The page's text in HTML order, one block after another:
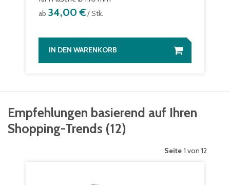
ab 34,00 €/ Stk.
IN DEN WARENKORB
Empfehlungen basierend auf Ihren
Shopping-Trends (12)
Seite 1 von 12